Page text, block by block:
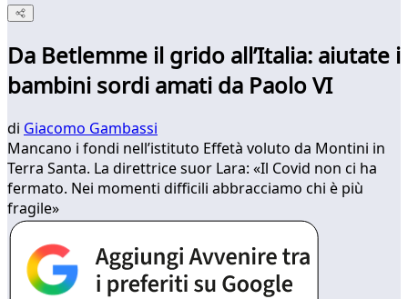
Da Betlemme il grido all’Italia: aiutate i
bambini sordi amati da Paolo VI
di Giacomo Gambassi
Mancano i fondi nell’istituto Effetà voluto da Montini in
Terra Santa. La direttrice suor Lara: «Il Covid non ci ha
fermato. Nei momenti difficili abbracciamo chi è più
fragile»